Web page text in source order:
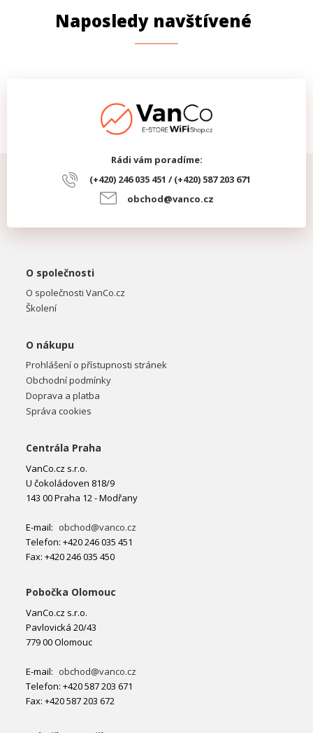
Naposledy navštívené
Rádi vám poradíme:
(+420) 246 035 451 / (+420) 587 203 671
obchod@vanco.cz
O společnosti
O společnosti VanCo.cz
Školení
O nákupu
Prohlášení o přístupnosti stránek
Obchodní podmínky
Doprava a platba
Správa cookies
Centrála Praha
VanCo.cz s.r.o.
U čokoládoven 818/9
143 00 Praha 12 - Modřany
E-mail: obchod@vanco.cz
Telefon: +420 246 035 451
Fax: +420 246 035 450
Pobočka Olomouc
VanCo.cz s.r.o.
Pavlovická 20/43
779 00 Olomouc
E-mail: obchod@vanco.cz
Telefon: +420 587 203 671
Fax: +420 587 203 672